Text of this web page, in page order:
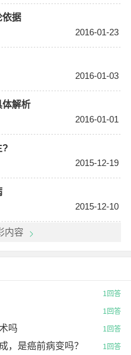
依据
2016-01-23
2016-01-03
体解析
2016-01-01
?
2015-12-19
2015-12-10
内容
1回答
1回答
吗 1回答
，是癌前病变吗？ 1回答